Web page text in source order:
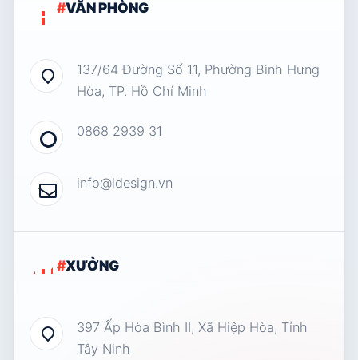
#VĂN PHÒNG
137/64 Đường Số 11, Phường Bình Hưng
Hòa, TP. Hồ Chí Minh
0868 2939 31
info@ldesign.vn
#XƯỞNG
397 Ấp Hòa Bình II, Xã Hiệp Hòa, Tỉnh
Tây Ninh